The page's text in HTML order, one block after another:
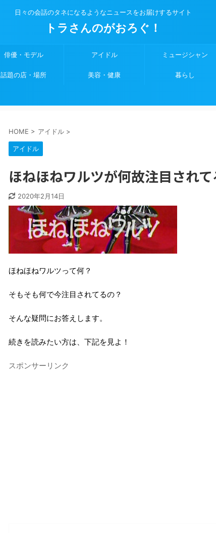
日々の会話のタネになるようなニュースをお届けするサイト
トラさんのがおろぐ！
俳優・モデル アイドル ミュージシャン
話題の店・場所 美容・健康 暮らし
HOME > アイドル >
アイドル
ほねほねワルツが何故注目され
2020年2月14日
ほねほねワルツって何？
そもそも何で今注目されてるの？
そんな疑問にお答えします。
続きを読みたい方は、下記を見よ！
スポンサーリンク